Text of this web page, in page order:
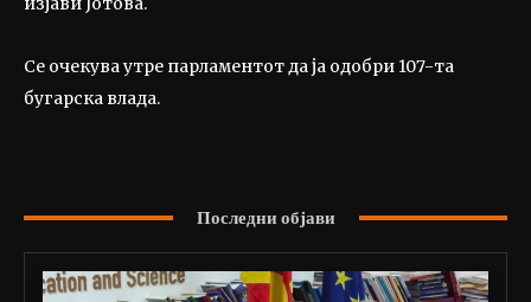
Се очекува утре парламентот да ја одобри 107-та
бугарска влада.
Последни објави